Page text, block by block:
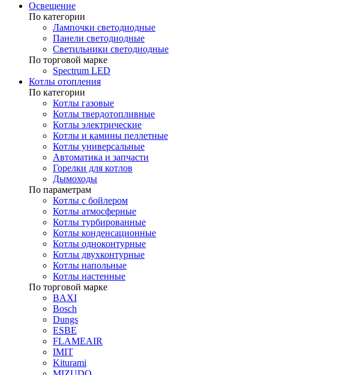
Освещение
По категории
Лампочки светодиодные
Панели светодиодные
Светильники светодиодные
По торговой марке
Spectrum LED
Котлы отопления
По категории
Котлы газовые
Котлы твердотопливные
Котлы электрические
Котлы и камины пеллетные
Котлы универсальные
Автоматика и запчасти
Горелки для котлов
Дымоходы
По параметрам
Котлы с бойлером
Котлы атмосферные
Котлы турбированные
Котлы конденсационные
Котлы одноконтурные
Котлы двухконтурные
Котлы напольные
Котлы настенные
По торговой марке
BAXI
Bosch
Dungs
ESBE
FLAMEAIR
IMIT
Kiturami